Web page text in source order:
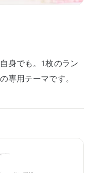
身でも。1枚のラン
専用テーマです。